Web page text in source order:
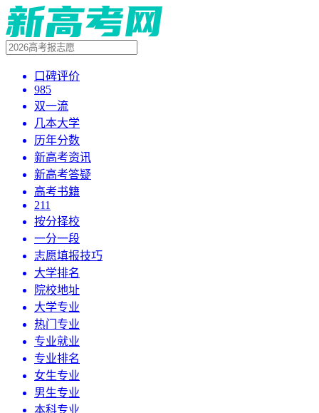
口碑评价
985
双一流
几本大学
历年分数
新高考资讯
新高考答疑
高考书籍
211
按分择校
一分一段
志愿填报技巧
大学排名
院校地址
大学专业
热门专业
专业就业
专业排名
女生专业
男生专业
本科专业